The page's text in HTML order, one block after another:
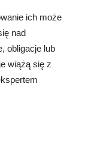
ich może
nad
obligacje lub
wiążą się z